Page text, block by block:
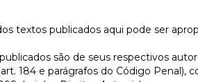
textos publicados aqui pode ser
são de seus respectivos
184 e parágrafos do Código Penal),